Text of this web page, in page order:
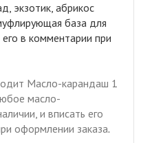
экзотик, абрикос
база для
в комментарии при
Масло-карандаш 1
масло-
и вписать его
оформлении заказа.